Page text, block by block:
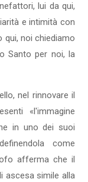
lui da qui,
e intimità con
qui, noi chiediamo
Santo per noi, la
nel rinnovare il
«l'immagine
in uno dei suoi
come
afferma che il
ascesa simile alla